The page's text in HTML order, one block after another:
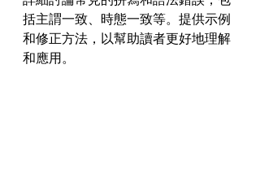
括主謂一致、時態一致等。提供示例
和修正方法，以幫助讀者更好地理解
和應用。